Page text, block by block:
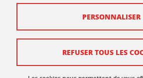
Données personnelles
REFUSER TOUS LES
PERSONNALISER